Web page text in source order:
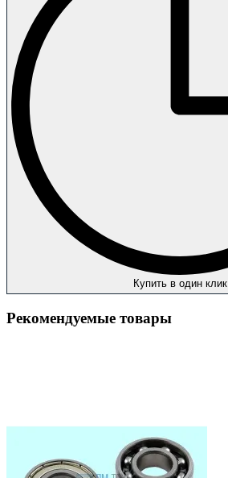
Купить в один клик
Рекомендуемые товары